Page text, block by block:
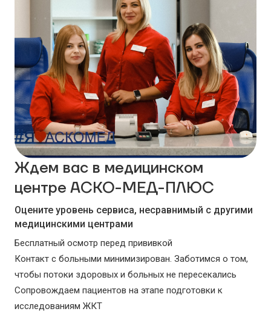
Ждем вас в медицинском
центре АСКО-МЕД-ПЛЮС
Оцените уровень сервиса, несравнимый с другими
медицинскими центрами
Бесплатный осмотр перед прививкой
Контакт с больными минимизирован. Заботимся о том,
чтобы потоки здоровых и больных не пересекались
Сопровождаем пациентов на этапе подготовки к
исследованиям ЖКТ